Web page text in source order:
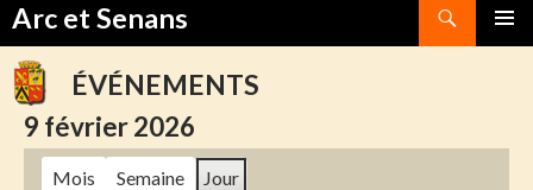
Arc et Senans
TO
CONTENTÉVÉNEMENTS
9 février 2026
Mois Semaine Jour